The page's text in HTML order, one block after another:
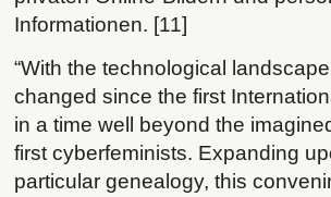
Informationen. [11]
“With the technological
changed since the first
in a time well beyond the
first cyberfeminists. Expanding
particular genealogy, this